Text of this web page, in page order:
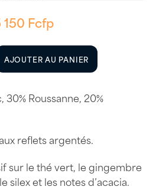
150 Fcfp
AJOUTER AU PANIER
Roussanne, 20%
reflets argentés.
sur le thé vert, le gingembre
silex et les notes d’acacia.